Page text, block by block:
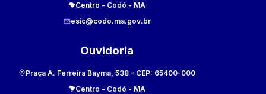
Centro - Codó - MA
esic@codo.ma.gov.br
Ouvidoria
Praça A. Ferreira Bayma, 538 - CEP: 65400-000
Centro - Codó - MA